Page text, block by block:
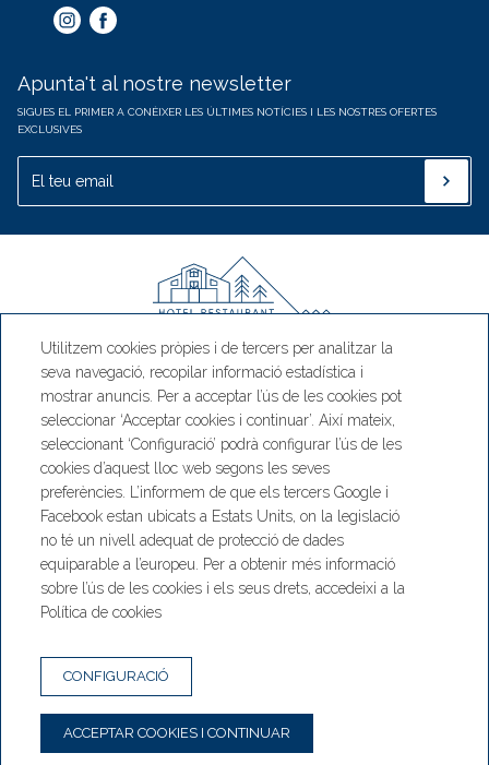
Apunta't al nostre newsletter
SIGUES EL PRIMER A CONÈIXER LES ÚLTIMES NOTÍCIES I LES NOSTRES OFERTES
EXCLUSIVES
Hotel Camp del Serrat
CS 200, Engolasters Km 6, AD700
Escaldes-Engordany, Andorra
T. +376 886 002
Hotel:
hotel@hotelrestaurantcampdelserrat.com
Restaurant:
restaurant@hotelrestaurantcampdelserrat.com
AVÍS LEGAL
POLÍTICA DE PRIVACITAT
Utilitzem cookies pròpies i de tercers per analitzar la
seva navegació, recopilar informació estadística i
mostrar anuncis. Per a acceptar l’ús de les cookies pot
seleccionar ‘Acceptar cookies i continuar’. Així mateix,
seleccionant ‘Configuració’ podrà configurar l’ús de les
cookies d’aquest lloc web segons les seves
preferències. L’informem de que els tercers Google i
Facebook estan ubicats a Estats Units, on la legislació
no té un nivell adequat de protecció de dades
equiparable a l’europeu. Per a obtenir més informació
sobre l’ús de les cookies i els seus drets, accedeixi a la
Política de cookies
CONFIGURACIÓ
ACCEPTAR COOKIES I CONTINUAR